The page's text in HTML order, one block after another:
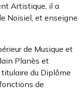
Artistique, il a
Noisiel, et enseigne
de Musique et
Planès et
du Diplôme
de